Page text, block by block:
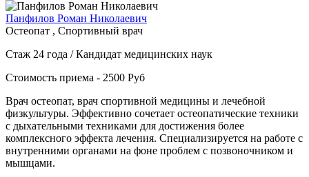
Панфилов Роман Николаевич
Остеопат , Спортивный врач
Стаж 24 года / Кандидат медицинских наук
Стоимость приема - 2500 Руб
Врач остеопат, врач спортивной медицины и лечебной
физкультуры. Эффективно сочетает остеопатические техники
с дыхательными техниками для достижения более
комплексного эффекта лечения. Специализируется на работе с
внутренними органами на фоне проблем с позвоночником и
мышцами.